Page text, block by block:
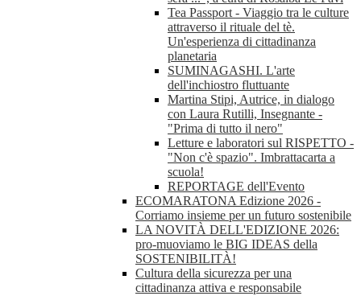
Tea Passport - Viaggio tra le culture
attraverso il rituale del tè.
Un'esperienza di cittadinanza
planetaria
SUMINAGASHI. L'arte
dell'inchiostro fluttuante
Martina Stipi, Autrice, in dialogo
con Laura Rutilli, Insegnante -
"Prima di tutto il nero"
Letture e laboratori sul RISPETTO -
"Non c'è spazio". Imbrattacarta a
scuola!
REPORTAGE dell'Evento
ECOMARATONA Edizione 2026 -
Corriamo insieme per un futuro sostenibile
LA NOVITÀ DELL'EDIZIONE 2026:
pro-muoviamo le BIG IDEAS della
SOSTENIBILITÀ!
Cultura della sicurezza per una
cittadinanza attiva e responsabile